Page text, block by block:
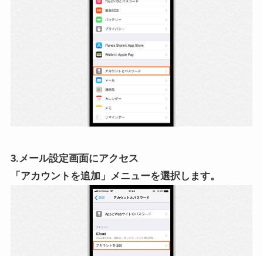
3.メール設定画面にアクセス
「アカウントを追加」メニューを選択します。